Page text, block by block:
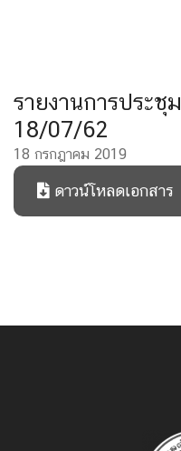
รายงานการประชุ
18/07/62
18 กรกฎาคม 2019
ดาวน์โหลดเอกสาร